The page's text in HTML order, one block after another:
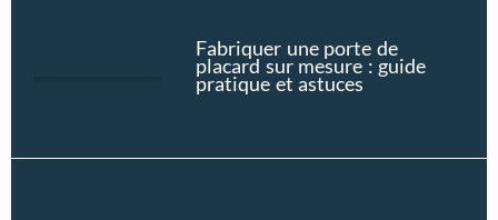
Fabriquer une porte de
placard sur mesure : guide
pratique et astuces